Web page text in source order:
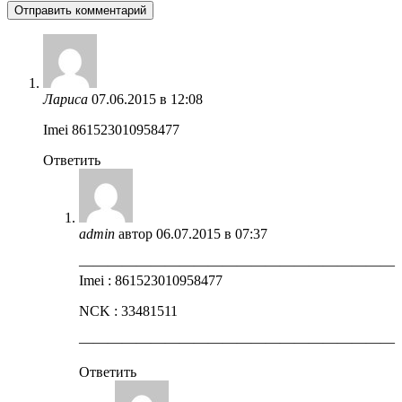
Лариса 07.06.2015 в 12:08
Imei 861523010958477
Ответить
admin автор 06.07.2015 в 07:37
——————————————————————
Imei : 861523010958477
NCK : 33481511
——————————————————————
Ответить